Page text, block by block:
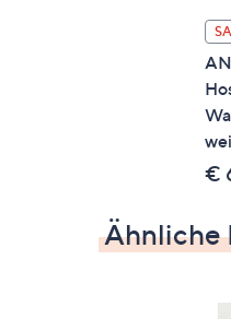
€
Ähnliche